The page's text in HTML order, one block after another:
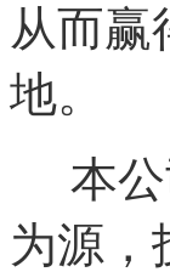
从而赢
地。
本公
为源，